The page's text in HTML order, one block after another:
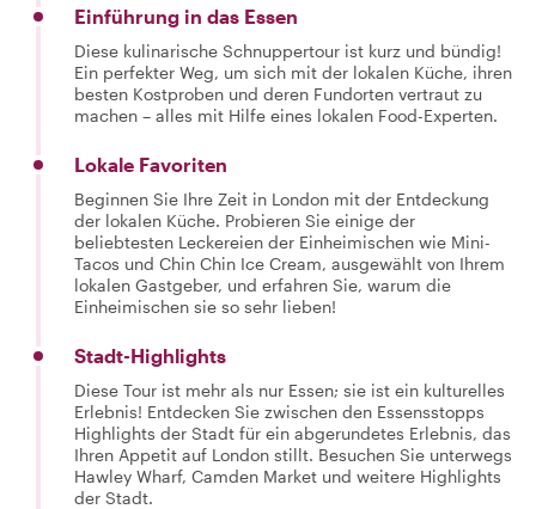
Einführung in das Essen
Diese kulinarische Schnuppertour ist kurz und bündig!
Ein perfekter Weg, um sich mit der lokalen Küche, ihren
besten Kostproben und deren Fundorten vertraut zu
machen – alles mit Hilfe eines lokalen Food-Experten.
Lokale Favoriten
Beginnen Sie Ihre Zeit in London mit der Entdeckung
der lokalen Küche. Probieren Sie einige der
beliebtesten Leckereien der Einheimischen wie Mini-
Tacos und Chin Chin Ice Cream, ausgewählt von Ihrem
lokalen Gastgeber, und erfahren Sie, warum die
Einheimischen sie so sehr lieben!
Stadt-Highlights
Diese Tour ist mehr als nur Essen; sie ist ein kulturelles
Erlebnis! Entdecken Sie zwischen den Essensstopps
Highlights der Stadt für ein abgerundetes Erlebnis, das
Ihren Appetit auf London stillt. Besuchen Sie unterwegs
Hawley Wharf, Camden Market und weitere Highlights
der Stadt.